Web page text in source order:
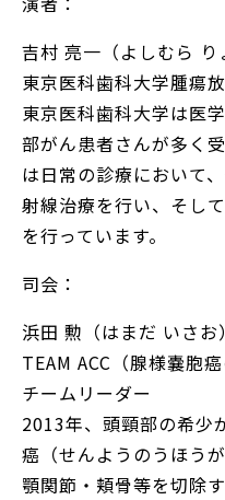
吉村 亮一（よしむら り
東京医科歯科大学腫瘍
東京医科歯科大学は医
部がん患者さんが多く
は日常の診療において
射線治療を行い、そし
を行っています。
司会：
浜田 勲（はまだ いさお）
TEAM ACC（腺様嚢胞
チームリーダー
2013年、頭頸部の希少
癌（せんようのうほう
顎関節・頬骨等を切除